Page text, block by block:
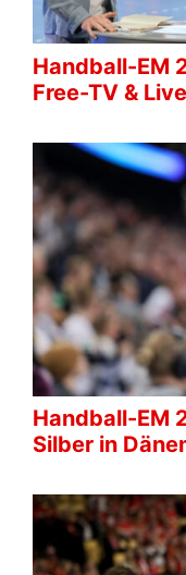
Handball-EM
Free-TV &
Handball-EM
Silber in